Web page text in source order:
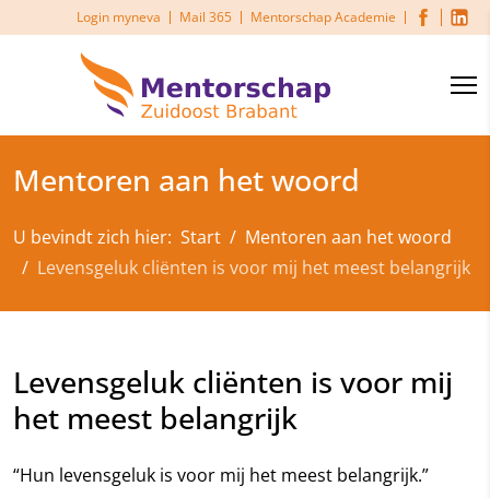
Login myneva Mail 365 Mentorschap Academie
Mentoren aan het woord
U bevindt zich hier: Start
Mentoren aan het woord
Levensgeluk cliënten is voor mij het meest belangrijk
Levensgeluk cliënten is voor mij
het meest belangrijk
“Hun levensgeluk is voor mij het meest belangrijk.”